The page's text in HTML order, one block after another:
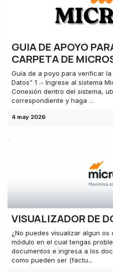
GUIA DE APOYO
CARPETA DE
Guía de a poyo para verificar
Datos” 1 .- Ingrese al sistema
Conexión dentro del sistema,
correspondiente y haga ...
4 may 2026
VISUALIZADOR DE
¿No puedes visualizar algun os
módulo en el cual tengas
documentos e ingresa a los
como pueden ser (factu...